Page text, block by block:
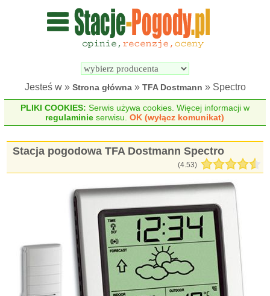
Wyszukiwarka
pogodowych
Jesteś w » Strona główna» TFA Dostmann » Spectro
PLIKI COOKIES: Serwis używa cookies. Więcej informacji w
regulaminie serwisu.OK (wyłącz komunikat)
Stacja pogodowa TFA Dostmann Spectro
(4.53)